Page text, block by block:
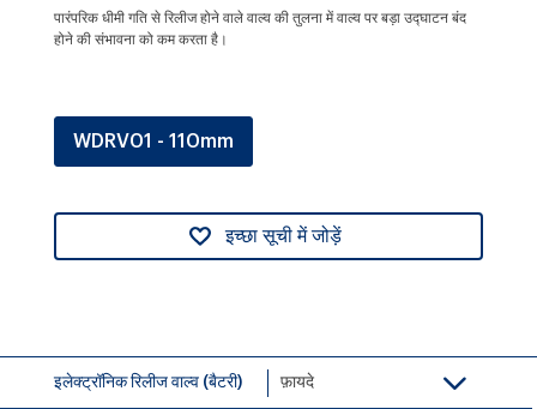
पारंपरिक धीमी गति से रिलीज होने वाले वाल्व की तुलना में वाल्व पर बड़ा उद्घाटन बंद
होने की संभावना को कम करता है।
WDRV01 - 110mm
इच्छा सूची में जोड़ें
इलेक्ट्रॉनिक रिलीज वाल्व (बैटरी) फ़ायदे